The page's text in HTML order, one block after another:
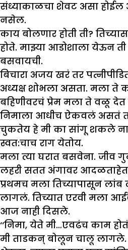
संध्याकाळचा शेवट असा होईल
नसेल.
काय बोलणार होती ती?
होते. माझ्या आडोशाला येऊन
बसवायची.
बिचारा अजय खरं तर
अध्यक्ष शोभला असता. मला ते
बहिणीवरचं प्रेम मला ते वळू
निमाला आधीच ऐकवलं असतं
चुकतेय हे मी का सांगू शकले
स्वत:चाच राग येतोय.
मला त्या घरात बसवेना. जीव
लहरी सतत अंगावर
प्रथमच मला तिच्यापासून
लागलं. तिच्यात एरवी मला
आज नाही दिसले.
‘‘निमा, येते मी…एवढंच काम
मी ताडकन् बोलून चालू लागले.